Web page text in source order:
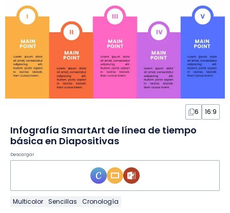
6 16:9
Infografía SmartArt de línea de tiempo
básica en Diapositivas
Descargar
Multicolor Sencillas Cronología